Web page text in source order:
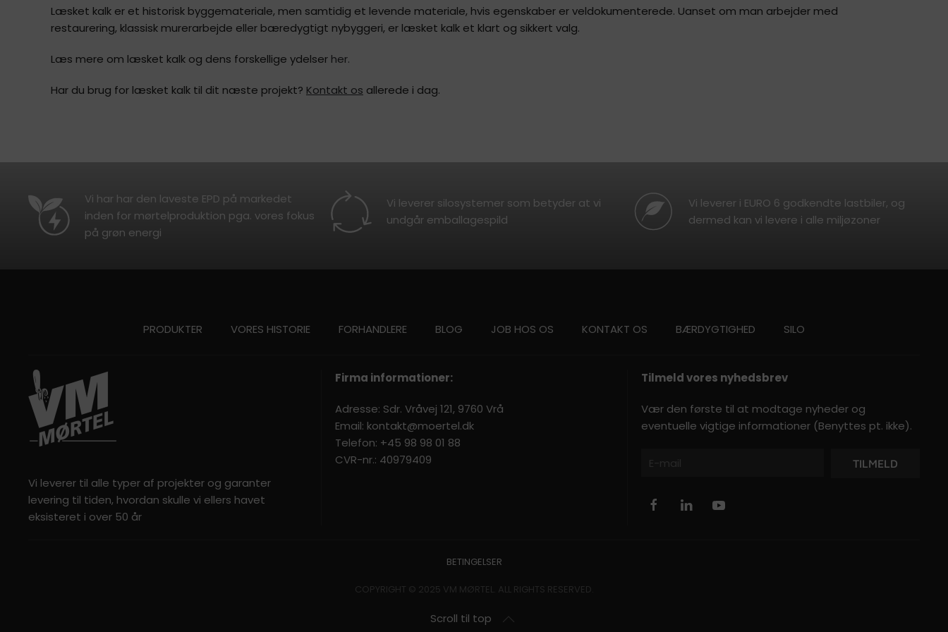
Læsket kalk er et historisk byggemateriale, men samtidig et levende materiale, hvis egenskaber er veldokumenterede. Uanset om man arbejder med
restaurering, klassisk murerarbejde eller bæredygtigt nybyggeri, er læsket kalk et klart og sikkert valg.
Læs mere om læsket kalk og dens forskellige ydelser her.
Har du brug for læsket kalk til dit næste projekt? Kontakt os allerede i dag.
Vi har har den laveste EPD på markedet
inden for mørtelproduktion pga. vores fokus
på grøn energi
Vi leverer silosystemer som betyder at vi
undgår emballagespild
Vi leverer i EURO 6 godkendte lastbiler, og
dermed kan vi levere i alle miljøzoner
PRODUKTER VORES HISTORIE FORHANDLERE BLOG JOB HOS OS KONTAKT OS BÆRDYGTIGHED SILO
Vi leverer til alle typer af projekter og garanter
levering til tiden, hvordan skulle vi ellers havet
eksisteret i over 50 år
Firma informationer:
Adresse: Sdr. Vråvej 121, 9760 Vrå
Email: kontakt@moertel.dk
Telefon: +45 98 98 01 88
CVR-nr.: 40979409
Tilmeld vores nyhedsbrev
Vær den første til at modtage nyheder og
eventuelle vigtige informationer (Benyttes pt. ikke).
TILMELD
BETINGELSER
COPYRIGHT © 2025 VM MØRTEL. ALL RIGHTS RESERVED.
Scroll til top